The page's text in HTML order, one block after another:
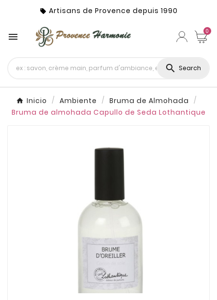
 Artisans de Provence depuis 1990
 0
 Search
Inicio Ambiente
Bruma de Almohada
Bruma de almohada Capullo de Seda Lothantique